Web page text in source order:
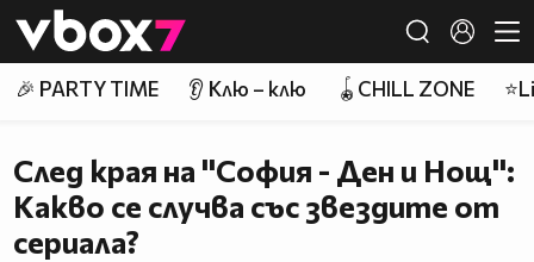
👾
🎉 PARTY TIME 👂 Клю – клю 🪀CHILL ZONE
След края на ''София - Ден и Нощ'':
Какво се случва със звездите от
сериала?